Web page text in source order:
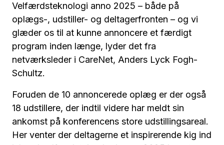
Velfærdsteknologi anno 2025 – både på
oplægs-, udstiller- og deltagerfronten – og vi
glæder os til at kunne annoncere et færdigt
program inden længe, lyder det fra
netværksleder i CareNet, Anders Lyck Fogh-
Schultz.
Foruden de 10 annoncerede oplæg er der også
18 udstillere, der indtil videre har meldt sin
ankomst på konferencens store udstillingsareal.
Her venter der deltagerne et inspirerende kig ind